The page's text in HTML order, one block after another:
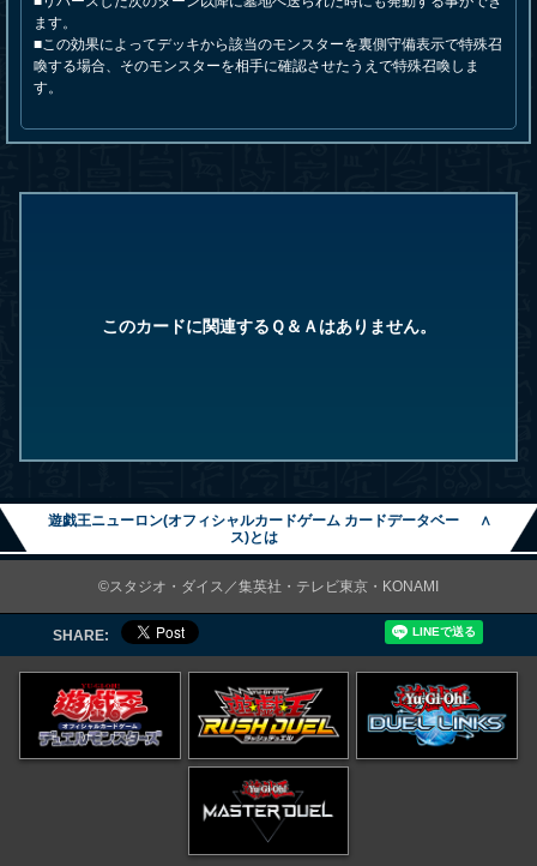
ます。
■この効果によってデッキから該当のモンスターを裏側守備表示で特殊召
喚する場合、そのモンスターを相手に確認させたうえで特殊召喚しま
す。
このカードに関連するＱ＆Ａはありません。
遊戯王ニューロン(オフィシャルカードゲーム カードデータベー
ス)とは
∧
©スタジオ・ダイス／集英社・テレビ東京・KONAMI
SHARE: